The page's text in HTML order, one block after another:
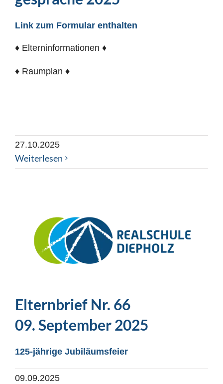
Link zum Formular enthalten
♦ Elterninformationen ♦
♦ Raumplan ♦
27.10.2025
Weiterlesen
Elternbrief Nr. 66
09. September 2025
125-jährige Jubiläumsfeier
09.09.2025